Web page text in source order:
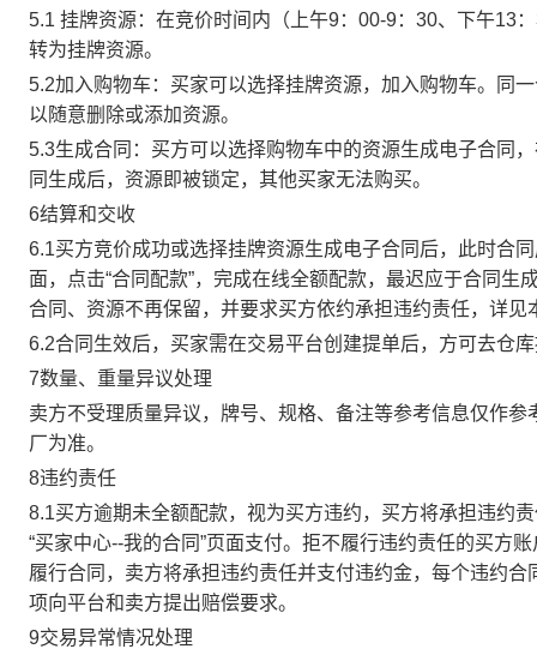
5.1 挂牌资源：在竞价时间内（上午9：00-9：30、下午13
转为挂牌资源。
5.2加入购物车：买家可以选择挂牌资源，加入购物车。同
以随意删除或添加资源。
5.3生成合同：买方可以选择购物车中的资源生成电子合同
同生成后，资源即被锁定，其他买家无法购买。
6结算和交收
6.1买方竞价成功或选择挂牌资源生成电子合同后，此时合
面，点击“合同配款”，完成在线全额配款，最迟应于合同
合同、资源不再保留，并要求买方依约承担违约责任，详见
6.2合同生效后，买家需在交易平台创建提单后，方可去仓
7数量、重量异议处理
卖方不受理质量异议，牌号、规格、备注等参考信息仅作
厂为准。
8违约责任
8.1买方逾期未全额配款，视为买方违约，买方将承担违约
“买家中心--我的合同”页面支付。拒不履行违约责任的买方
履行合同，卖方将承担违约责任并支付违约金，每个违约
项向平台和卖方提出赔偿要求。
9交易异常情况处理